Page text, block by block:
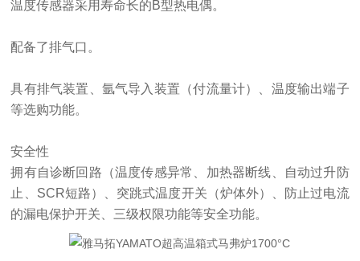
温度传感器采用寿命长的B型热电偶。
配备了排气口。
具有排气装置、氩气导入装置（付流量计）、温度输出端子
等选购功能。
安全性
拥有自诊断回路（温度传感异常、加热器断线、自动过升防
止、 SCR短路）、突跳式温度开关（炉体外）、防止过电流
的漏电保护开关、三级权限功能等安全功能。